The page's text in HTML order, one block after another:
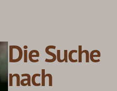
Die Suche
nach